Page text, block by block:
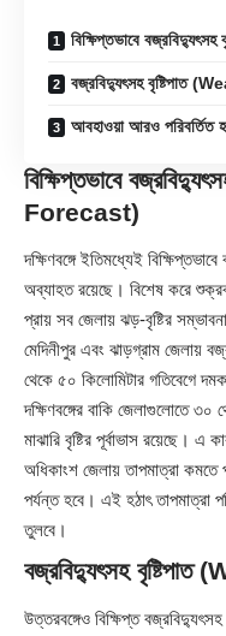
বিক্ষিপ্তভাবে
বজ্রবিদ্যুৎসহ বৃষ্টিপাত
আবহাওয়া আরও পরিবর্তিত
বিক্ষিপ্তভাবে
Forecast)
দক্ষিণবঙ্গে ইতিমধ্যেই
অব্যাহত রয়েছে। বিশেষ করে
প্রায় সব জেলায় ঝড়-বৃষ্টির
মেদিনীপুর এবং ঝাড়গ্রাম জেলায়
থেকে ৫০ কিলোমিটার গতিবেগে
দক্ষিণবঙ্গের বাকি জেলাগুলোতে ৩০
মাঝারি বৃষ্টির পূর্বাভাস রয়েছে। এ
অধিকাংশ জেলায় তাপমাত্রা কমতে
পর্যন্ত হবে। এই হঠাৎ তাপমাত্রা
তুলবে।
বজ্রবিদ্যুৎসহ
উত্তরবঙ্গেও বিক্ষিপ্ত